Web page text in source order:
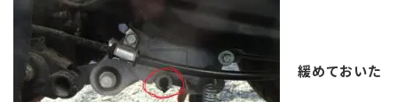
緩めておいた